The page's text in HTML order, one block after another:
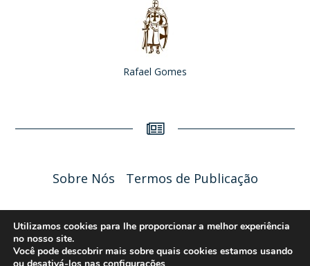
Rafael Gomes
Sobre Nós Termos de Publicação
Liceu Online 2026 - Política de Privacidade
Utilizamos cookies para lhe proporcionar a melhor experiência
no nosso site.
Você pode descobrir mais sobre quais cookies estamos usando